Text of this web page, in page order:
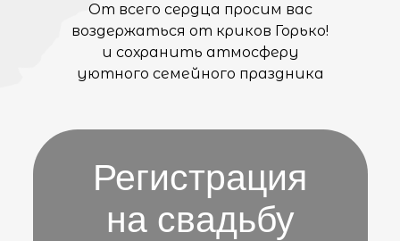
От всего сердца просим вас
воздержаться от криков Горько!
и сохранить атмосферу
уютного семейного праздника
Регистрация
на свадьбу